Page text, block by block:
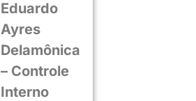
Eduardo
Ayres
Delamônica
– Controle
Interno